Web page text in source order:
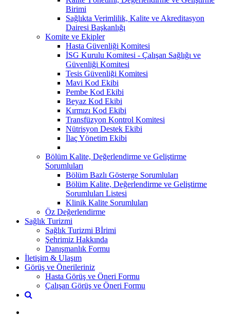
Birimi
Sağlıkta Verimlilik, Kalite ve Akreditasyon
Dairesi Başkanlığı
Komite ve Ekipler
Hasta Güvenliği Komitesi
İSG Kurulu Komitesi - Çalışan Sağlığı ve
Güvenliği Komitesi
Tesis Güvenliği Komitesi
Mavi Kod Ekibi
Pembe Kod Ekibi
Beyaz Kod Ekibi
Kırmızı Kod Ekibi
Transfüzyon Kontrol Komitesi
Nütrisyon Destek Ekibi
İlaç Yönetim Ekibi
Bölüm Kalite, Değerlendirme ve Geliştirme
Sorumluları
Bölüm Bazlı Gösterge Sorumluları
Bölüm Kalite, Değerlendirme ve Geliştirme
Sorumluları Listesi
Klinik Kalite Sorumluları
Öz Değerlendirme
Sağlık Turizmi
Sağlık Turizmi Bİrimi
Şehrimiz Hakkında
Danışmanlık Formu
İletişim & Ulaşım
Görüş ve Önerileriniz
Hasta Görüş ve Öneri Formu
Çalışan Görüş ve Öneri Formu